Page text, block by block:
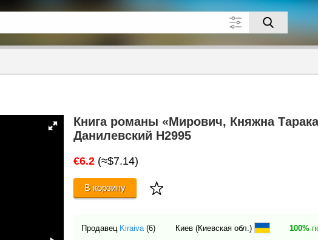
Книга романы «Мирович, Княжна
Данилевский Н2995
€6.2 (≈$7.14)
В корзину
Продавец Kiraiva (6) Киев (Киевская обл.) 100%